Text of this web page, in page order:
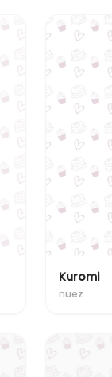
Kuromi
nuez